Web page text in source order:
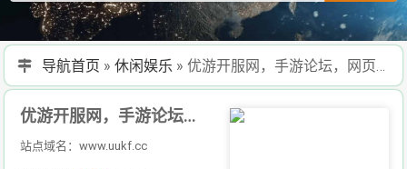
导航首页 » 休闲娱乐 » 优游开服网，手游论坛，网页游戏论坛
优游开服网，手游论坛，网页游戏论坛
站点域名：www.uukf.cc